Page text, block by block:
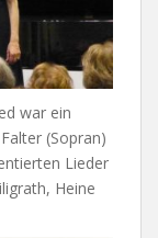
war ein
(Sopran)
Lieder
Heine